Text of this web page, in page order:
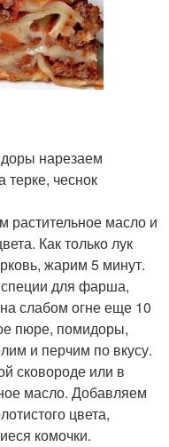
нарезаем
терке, чеснок
растительное масло и
Как только лук
жарим 5 минут.
для фарша,
слабом огне еще 10
пюре, помидоры,
и перчим по вкусу.
сковороде или в
масло. Добавляем
цвета,
комочки.